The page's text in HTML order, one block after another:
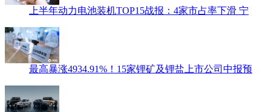
上半年动力电池装机TOP15战报：4家市占率下滑 宁
最高暴涨4934.91%！15家锂矿及锂盐上市公司中报预